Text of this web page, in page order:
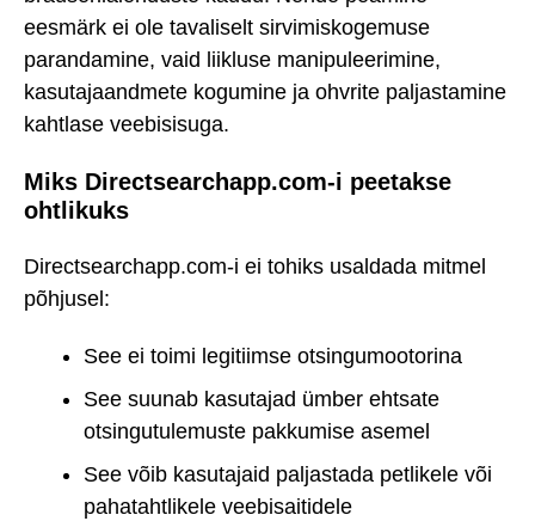
eesmärk ei ole tavaliselt sirvimiskogemuse
parandamine, vaid liikluse manipuleerimine,
kasutajaandmete kogumine ja ohvrite paljastamine
kahtlase veebisisuga.
Miks Directsearchapp.com-i peetakse
ohtlikuks
Directsearchapp.com-i ei tohiks usaldada mitmel
põhjusel:
See ei toimi legitiimse otsingumootorina
See suunab kasutajad ümber ehtsate
otsingutulemuste pakkumise asemel
See võib kasutajaid paljastada petlikele või
pahatahtlikele veebisaitidele